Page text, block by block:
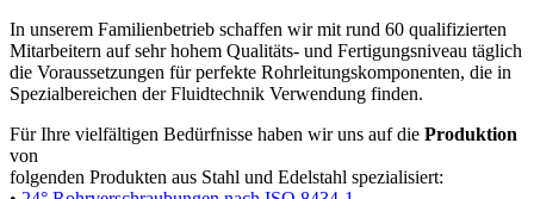
In unserem Familienbetrieb schaffen wir mit rund 60 qualifizierten
Mitarbeitern auf sehr hohem Qualitäts- und Fertigungsniveau täglich
die Voraussetzungen für perfekte Rohrleitungskomponenten, die in
Spezialbereichen der Fluidtechnik Verwendung finden.
Für Ihre vielfältigen Bedürfnisse haben wir uns auf die Produktion
von
folgenden Produkten aus Stahl und Edelstahl spezialisiert: